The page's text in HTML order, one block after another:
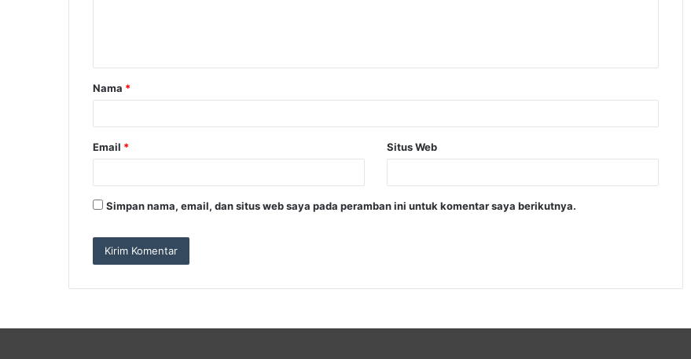
a
r
Nama *
Email * Situs Web
Simpan nama, email, dan situs web saya pada peramban ini untuk komentar saya berikutnya.